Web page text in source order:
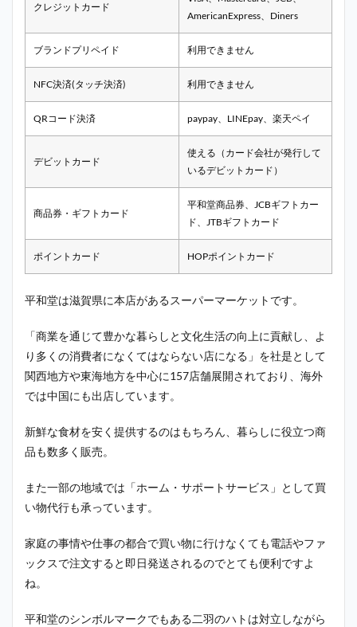
クレジットカード
AmericanExpress、Diners
ブランドプリペイド 利用できません
NFC決済(タッチ決済) 利用できません
QRコード決済 paypay、LINEpay、楽天ペイ
デビットカード
使える（カード会社が発行して
いるデビットカード）
商品券・ギフトカード
平和堂商品券、JCBギフトカー
ド、JTBギフトカード
ポイントカード HOPポイントカード
平和堂は滋賀県に本店があるスーパーマーケットです。
「商業を通じて豊かな暮らしと文化生活の向上に貢献し、よ
り多くの消費者になくてはならない店になる」を社是として
関西地方や東海地方を中心に157店舗展開されており、海外
では中国にも出店しています。
新鮮な食材を安く提供するのはもちろん、暮らしに役立つ商
品も数多く販売。
また一部の地域では「ホーム・サポートサービス」として買
い物代行も承っています。
家庭の事情や仕事の都合で買い物に行けなくても電話やファ
ックスで注文すると即日発送されるのでとても便利ですよ
ね。
平和堂のシンボルマークでもある二羽のハトは対立しながら